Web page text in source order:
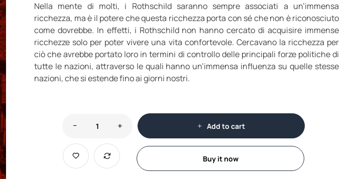
Nella mente di molti, i Rothschild saranno sempre associati a un’immensa
ricchezza, ma è il potere che questa ricchezza porta con sé che non è riconosciuto
come dovrebbe. In effetti, i Rothschild non hanno cercato di acquisire immense
ricchezze solo per poter vivere una vita confortevole. Cercavano la ricchezza per
ciò che avrebbe portato loro in termini di controllo delle principali forze politiche di
tutte le nazioni, attraverso le quali hanno un’immensa influenza su quelle stesse
nazioni, che si estende fino ai giorni nostri.
Add to cart
Buy it now